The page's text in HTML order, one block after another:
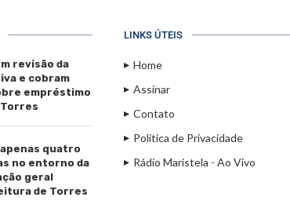
revisão da
e cobram
empréstimo
Torres
apenas quatro
no entorno da
geral
de Torres
LINKS ÚTEIS
Home
Assinar
Contato
Política de Privacidade
Rádio Maristela - Ao Vivo